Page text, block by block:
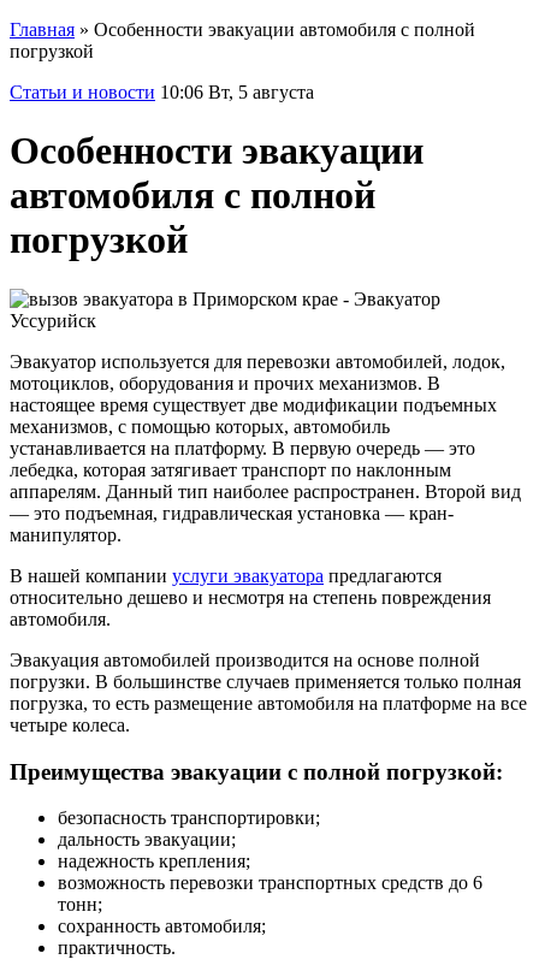
Главная » Особенности эвакуации автомобиля с полной
погрузкой
Статьи и новости 10:06 Вт, 5 августа
Особенности эвакуации
автомобиля с полной
погрузкой
Эвакуатор используется для перевозки автомобилей, лодок,
мотоциклов, оборудования и прочих механизмов. В
настоящее время существует две модификации подъемных
механизмов, с помощью которых, автомобиль
устанавливается на платформу. В первую очередь — это
лебедка, которая затягивает транспорт по наклонным
аппарелям. Данный тип наиболее распространен. Второй вид
— это подъемная, гидравлическая установка — кран-
манипулятор.
В нашей компании услуги эвакуатора предлагаются
относительно дешево и несмотря на степень повреждения
автомобиля.
Эвакуация автомобилей производится на основе полной
погрузки. В большинстве случаев применяется только полная
погрузка, то есть размещение автомобиля на платформе на все
четыре колеса.
Преимущества эвакуации с полной погрузкой:
безопасность транспортировки;
дальность эвакуации;
надежность крепления;
возможность перевозки транспортных средств до 6
тонн;
сохранность автомобиля;
практичность.